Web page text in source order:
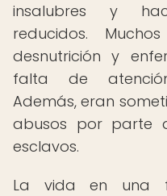
insalubres y
reducidos.
desnutrición y
falta de
Además, eran
abusos por parte
esclavos.
La vida en una